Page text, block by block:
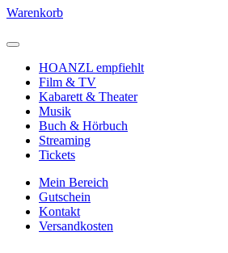
Warenkorb
HOANZL empfiehlt
Film & TV
Kabarett & Theater
Musik
Buch & Hörbuch
Streaming
Tickets
Mein Bereich
Gutschein
Kontakt
Versandkosten